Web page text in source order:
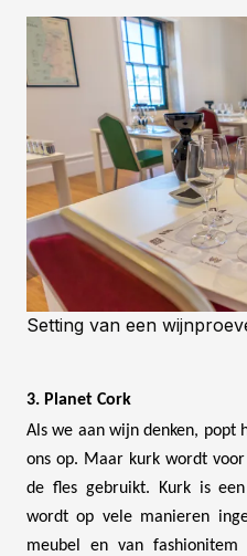
Setting van een
3. Planet Cork
Als we aan wijn denken, popt
ons op. Maar kurk wordt
de fles gebruikt. Kurk is
wordt op vele manieren
meubel en van fashionitem